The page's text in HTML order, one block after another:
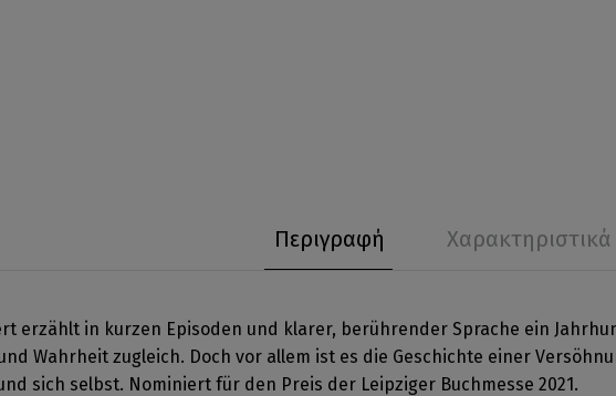
Περιγραφή Χαρακτηριστικά
erzählt in kurzen Episoden und klarer, berührender Sprache ein
Wahrheit zugleich. Doch vor allem ist es die Geschichte einer
sich selbst. Nominiert für den Preis der Leipziger Buchmesse 2021.